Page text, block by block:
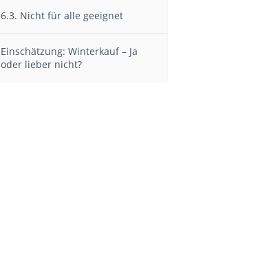
6.3. Nicht für alle geeignet
Einschätzung: Winterkauf – Ja
oder lieber nicht?